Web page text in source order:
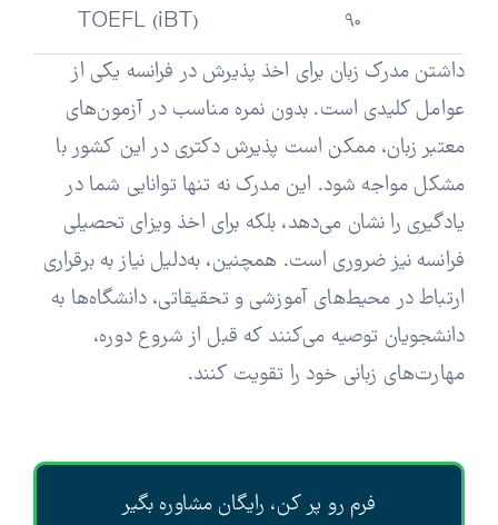
90
TOEFL (iBT)
داشتن مدرک زبان برای اخذ پذیرش در فرانسه یکی از
عوامل کلیدی است. بدون نمره مناسب در آزمون‌های
معتبر زبان، ممکن است پذیرش دکتری در این کشور با
مشکل مواجه شود. این مدرک نه تنها توانایی شما در
یادگیری را نشان می‌دهد، بلکه برای اخذ ویزای تحصیلی
فرانسه نیز ضروری است. همچنین، به‌دلیل نیاز به برقراری
ارتباط در محیط‌های آموزشی و تحقیقاتی، دانشگاه‌ها به
دانشجویان توصیه می‌کنند که قبل از شروع دوره،
مهارت‌های زبانی خود را تقویت کنند.
فرم رو پر کن، رایگان مشاوره بگیر